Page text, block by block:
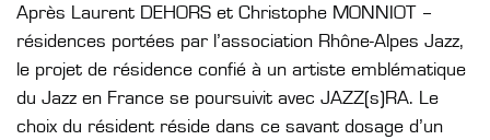
Après Laurent DEHORS et Christophe MONNIOT –
résidences portées par l’association Rhône-Alpes Jazz,
le projet de résidence confié à un artiste emblématique
du Jazz en France se poursuivit avec JAZZ(s)RA. Le
choix du résident réside dans ce savant dosage d’un